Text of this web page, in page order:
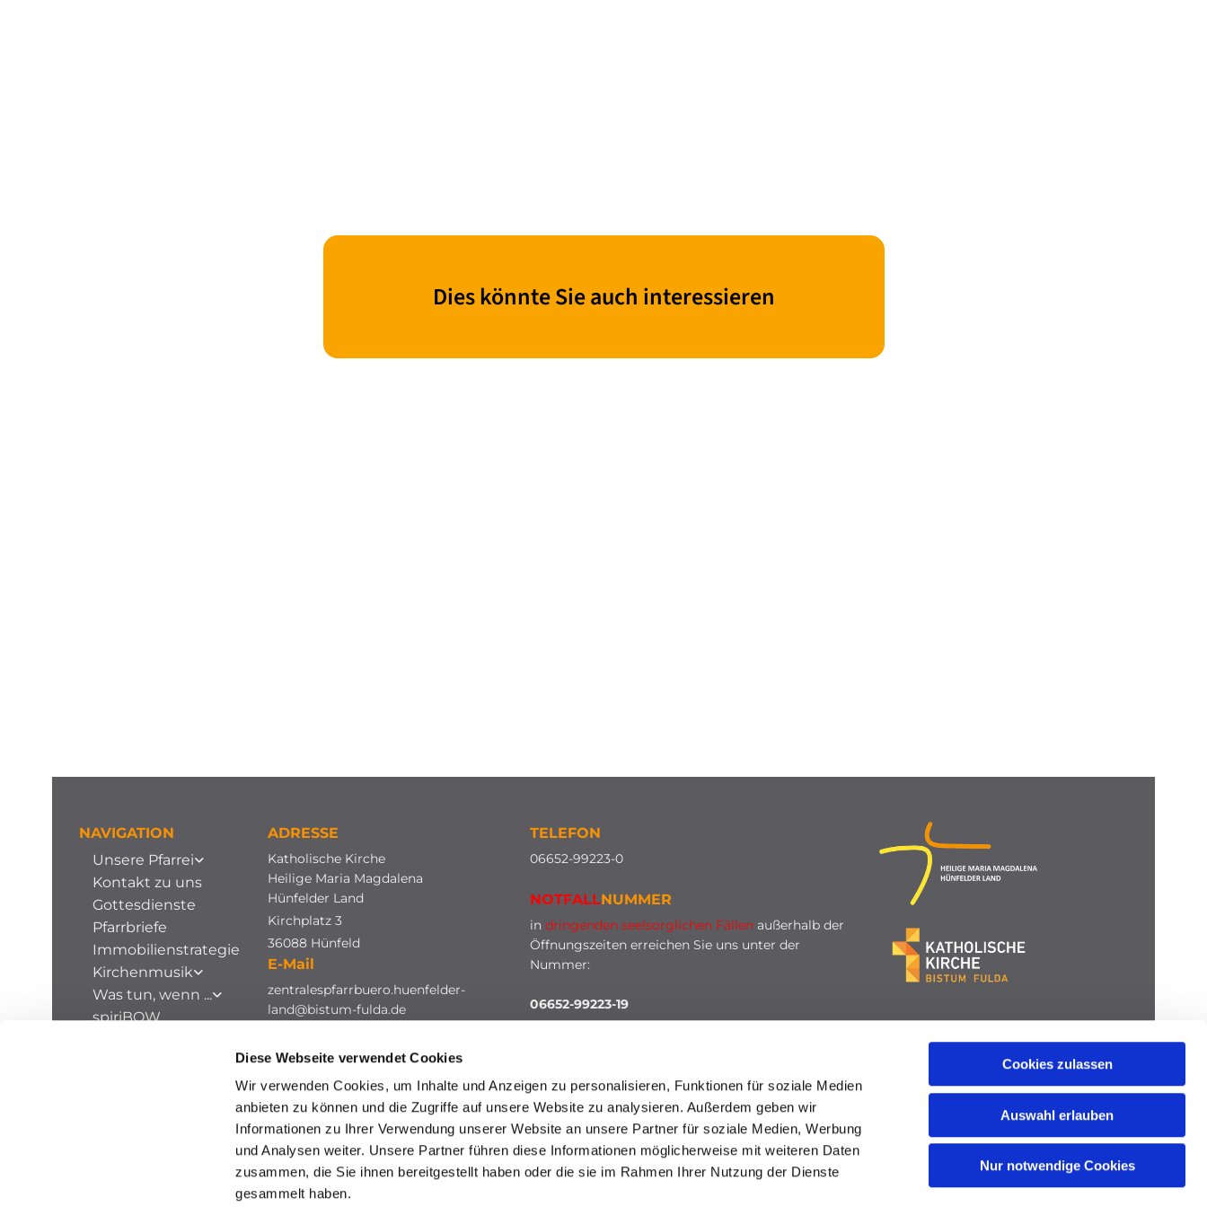
Diese Webseite verwendet Cookies
Wir verwenden Cookies, um Inhalte und Anzeigen zu personalisieren, Funktionen für soziale Medien
anbieten zu können und die Zugriffe auf unsere Website zu analysieren. Außerdem geben wir
Informationen zu Ihrer Verwendung unserer Website an unsere Partner für soziale Medien, Werbung
und Analysen weiter. Unsere Partner führen diese Informationen möglicherweise mit weiteren Daten
zusammen, die Sie ihnen bereitgestellt haben oder die sie im Rahmen Ihrer Nutzung der Dienste
gesammelt haben.
Cookies zulassen
Auswahl erlauben
Nur notwendige Cookies
Dies könnte Sie auch interessieren
NAVIGATION
Unsere Pfarrei
Kontakt zu uns
Gottesdienste
Pfarrbriefe
Immobilienstrategie
Kirchenmusik
Was tun, wenn ...
spiriBOW
ADRESSE
Katholische Kirche
Heilige Maria Magdalena
Hünfelder Land
Kirchplatz 3
36088 Hünfeld
E-Mail
zentralespfarrbuero.huenfelder-
land@bistum-fulda.de
TELEFON
06652-99223-0
NOTFALLNUMMER
in dringenden seelsorglichen Fällenaußerhalb der
Öffnungszeiten erreichen Sie uns unter der
Nummer:
06652-99223-19
HINWEISGEBERSCHUTZ